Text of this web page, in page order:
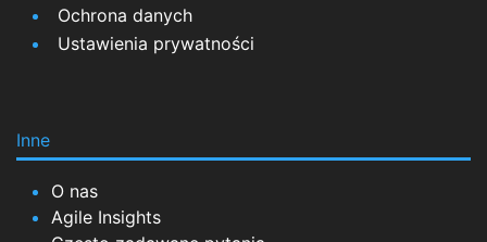
Ochrona danych
Ustawienia prywatności
Inne
O nas
Agile Insights